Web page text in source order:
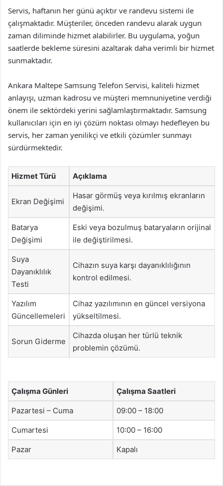
Servis, haftanın her günü açıktır ve randevu sistemi ile
çalışmaktadır. Müşteriler, önceden randevu alarak uygun
zaman diliminde hizmet alabilirler. Bu uygulama, yoğun
saatlerde bekleme süresini azaltarak daha verimli bir hizmet
sunmaktadır.
Ankara Maltepe Samsung Telefon Servisi, kaliteli hizmet
anlayışı, uzman kadrosu ve müşteri memnuniyetine verdiği
önem ile sektördeki yerini sağlamlaştırmaktadır. Samsung
kullanıcıları için en iyi çözüm noktası olmayı hedefleyen bu
servis, her zaman yenilikçi ve etkili çözümler sunmayı
sürdürmektedir.
Hizmet Türü Açıklama
Ekran Değişimi
Hasar görmüş veya kırılmış ekranların
değişimi.
Batarya
Değişimi
Eski veya bozulmuş bataryaların orijinal
ile değiştirilmesi.
Suya
Dayanıklılık
Testi
Cihazın suya karşı dayanıklılığının
kontrol edilmesi.
Yazılım
Güncellemeleri
Cihaz yazılımının en güncel versiyona
yükseltilmesi.
Sorun Giderme
Cihazda oluşan her türlü teknik
problemin çözümü.
Çalışma Günleri Çalışma Saatleri
Pazartesi – Cuma 09:00 – 18:00
Cumartesi 10:00 – 16:00
Pazar Kapalı